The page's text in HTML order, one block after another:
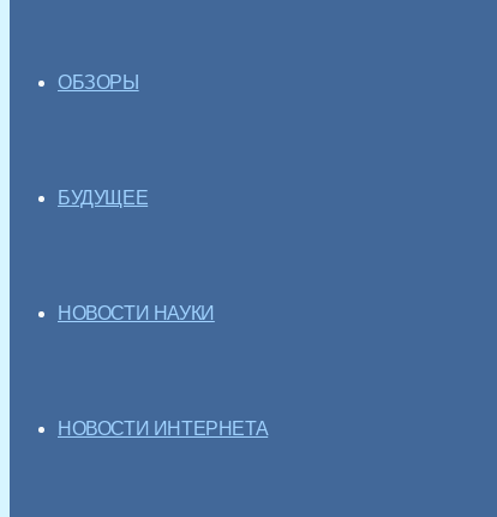
ОБЗОРЫ
БУДУЩЕЕ
НОВОСТИ НАУКИ
НОВОСТИ ИНТЕРНЕТА